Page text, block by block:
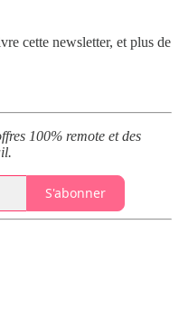
cette newsletter, et plus de
100% remote et des
S'abonner